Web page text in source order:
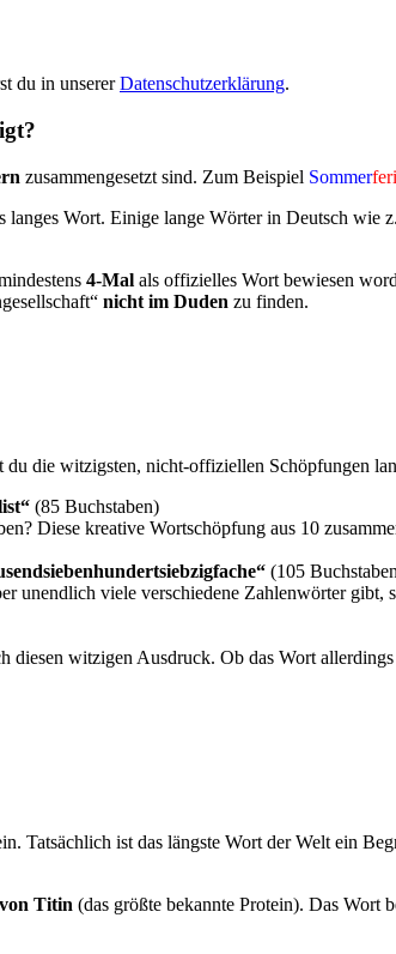
du in unsererDatenschutzerklärung.
zusammengesetzt sind. Zum Beispiel Sommer
langes Wort. Einige lange Wörter in Deutsch wie
4-Mal als offizielles Wort bewiesen
nicht im Duden zu finden.
die witzigsten, nicht-offiziellen Schöpfungen
(85 Buchstaben)
Diese kreative Wortschöpfung aus 10
(105
unendlich viele verschiedene Zahlenwörter
diesen witzigen Ausdruck. Ob das Wort
Tatsächlich ist das längste Wort der Welt ein
Titin (das größte bekannte Protein). Das Wort